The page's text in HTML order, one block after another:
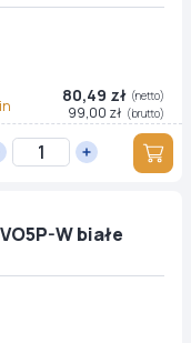
80,49 zł (netto)
99,00 zł (brutto)
W białe